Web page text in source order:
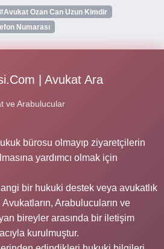
#Avukat Ozan Can Uzun Kimdir
Numarası
| Avukat Ara
ve Arabulucular
bürosu olmayıp ziyaretçilerin
yardımcı olmak için
bir hukuki destek veya avukatlık
Arabulucuların ve
bireyler arasında bir iletişim
kurulmuştur.